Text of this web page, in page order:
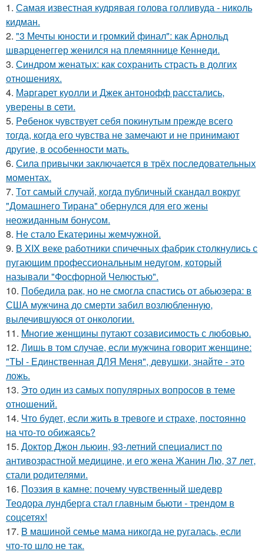
1. Самая известная кудрявая голова голливуда - николь
кидман.
2. "3 Мечты юности и громкий финал": как Арнольд
шварценеггер женился на племяннице Кеннеди.
3. Синдром женатых: как сохранить страсть в долгих
отношениях.
4. Маргарет куолли и Джек антонофф расстались,
уверены в сети.
5. Peбенок чувствует себя покинутым прежде всего
тогда, когда его чувства не замечают и не принимают
другие, в особенности мать.
6. Сила привычки заключается в трёх последовательных
моментах.
7. Тот самый случай, когда публичный скандал вокруг
"Домашнего Тирана" обернулся для его жены
неожиданным бонусом.
8. Не стало Екатерины жемчужной.
9. В XIX веке работники спичечных фабрик столкнулись с
пугающим профессиональным недугом, который
называли "Фосфорной Челюстью".
10. Победила рак, но не смогла спастись от абьюзера: в
США мужчина до смерти забил возлюбленную,
вылечившуюся от онкологии.
11. Mнoгие женщины путают созависимость с любовью.
12. Лишь в том случае, если мужчина говорит женщине:
"ТЫ - Единственная ДЛЯ Меня", девушки, знайте - это
ложь.
13. Этo oдин из самых популярных вопросов в теме
отношений.
14. Что будет, если жить в тревоге и страхе, постоянно
на что-то обижаясь?
15. Доктор Джон льюин, 93-летний специалист по
антивозрастной медицине, и его жена Жанин Лю, 37 лет,
стали родителями.
16. Поэзия в камне: почему чувственный шедевр
Теодора лундберга стал главным бьюти - трендом в
соцсетях!
17. B мaшиной семье мама никогда не ругалась, если
что-то шло не так.